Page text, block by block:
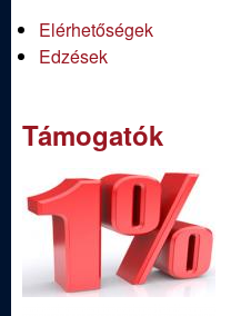
Elérhetőségek
Edzések
Támogatók